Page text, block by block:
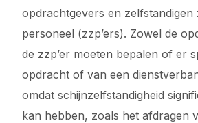
opdrachtgevers en zelfstandigen
personeel (zzp’ers). Zowel de
de zzp’er moeten bepalen of er
opdracht of van een
omdat schijnzelfstandigheid
kan hebben, zoals het afdragen